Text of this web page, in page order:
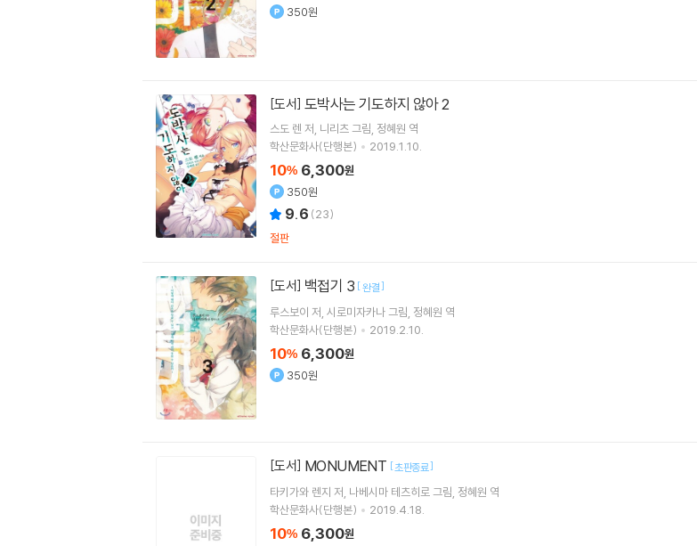
350원
[도서] 도박사는 기도하지 않아 2
스도 렌 저 니리츠 그림 정혜원 역
학산문화사(단행본)
2019.1.10.
10% 6,300원
350원
9.6 (23)
절판
[도서] 백접기 3 [완결]
루스보이 저 시로미자카나그림 정혜원 역
학산문화사(단행본)
2019.2.10.
10% 6,300원
350원
[도서] MONUMENT [초판종료]
타키가와 렌지 저 나베시마 테츠히로 그림 정혜원 역
학산문화사(단행본)
2019.4.18.
10% 6,300원